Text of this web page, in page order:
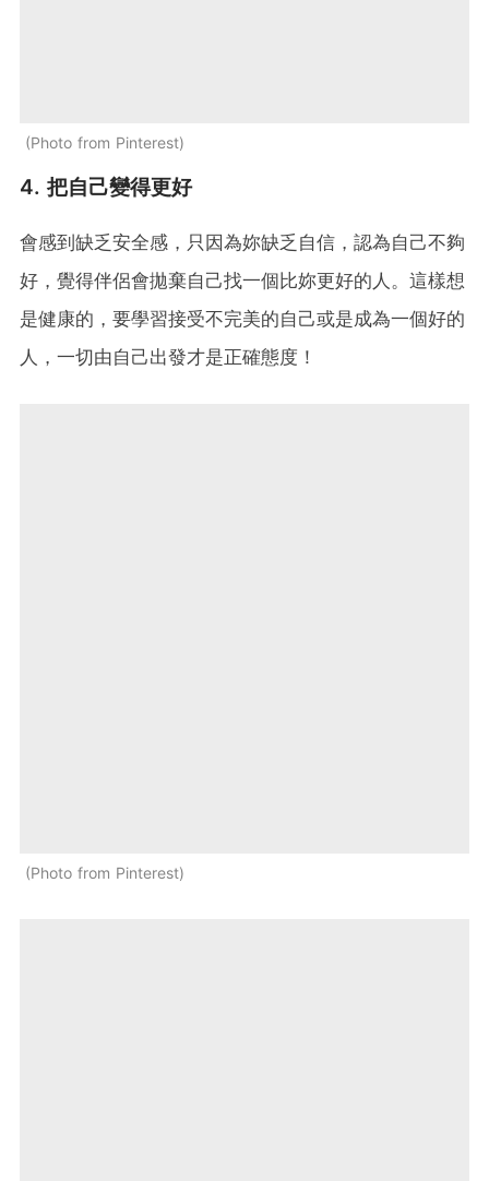
Photo from Pinterest
4. 把自己變得更好
會感到缺乏安全感，只因為妳缺乏自信，認為自己不夠
好，覺得伴侶會拋棄自己找一個比妳更好的人。這樣想
是健康的，要學習接受不完美的自己或是成為一個好的
人，一切由自己出發才是正確態度！
Photo from Pinterest